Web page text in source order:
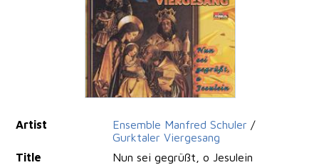
Artist Ensemble Manfred Schuler /
Gurktaler Viergesang
Title
Nun sei gegrüßt, o Jesulein